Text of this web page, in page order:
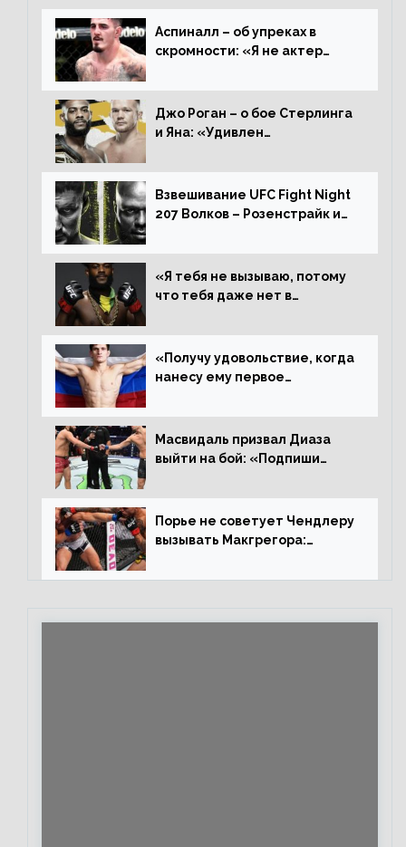
Аспиналл – об упреках в
скромности: «Я не актер
дерьмо»
Джо Роган – о бое Стерлинга
и Яна: «Удивлен
Алджамейн определенно
выиграл»
Взвешивание UFC Fight Night
207 Волков – Розенстрайк и
«Я тебя не вызываю, потому
что тебя даже нет в
пауза», сообщает Стерлинг
ответил Сехудо
«Получу удовольствие, когда
нанесу ему первое
Иге – про бой с Евлоевым
Масвидаль призвал Диаза
выйти на бой: «Подпиши
повторим»
Порье не советует Чендлеру
вызывать Макгрегора:
каждом бою, а Конор умеет